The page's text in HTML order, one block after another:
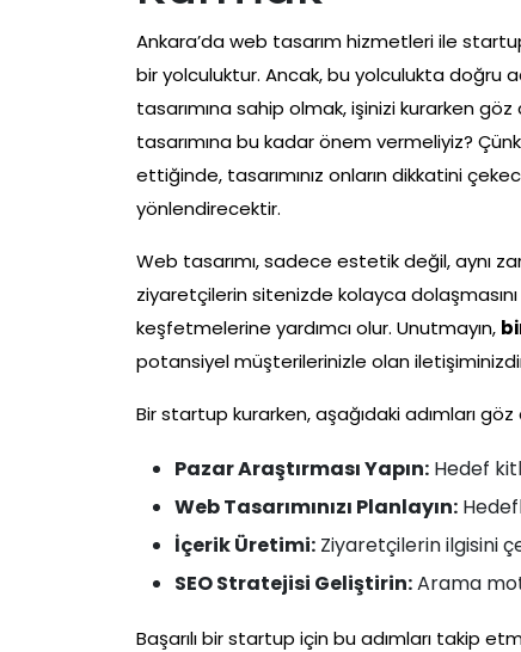
Ankara’da web tasarım hizmetleri ile
bir yolculuktur. Ancak, bu yolculukta doğru
tasarımına sahip olmak, işinizi kurarken
tasarımına bu kadar önem vermeliyiz?
ettiğinde, tasarımınız onların dikkatini
yönlendirecektir.
Web tasarımı, sadece estetik değil, aynı
ziyaretçilerin sitenizde kolayca
keşfetmelerine yardımcı olur. Unutmayın,
potansiyel müşterilerinizle olan
Bir startup kurarken, aşağıdaki adımları göz
Pazar Araştırması Yapın: Hedef
Web Tasarımınızı Planlayın:
İçerik Üretimi: Ziyaretçilerin ilgisini
SEO Stratejisi Geliştirin:Arama
Başarılı bir startup için bu adımları takip